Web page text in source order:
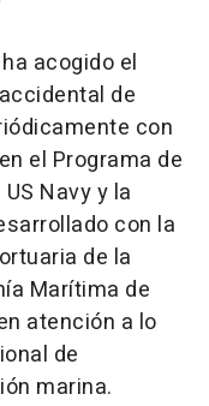
acogido el
de
con
el Programa de
Navy y la
con la
de la
Marítima de
atención a lo
de
marina.